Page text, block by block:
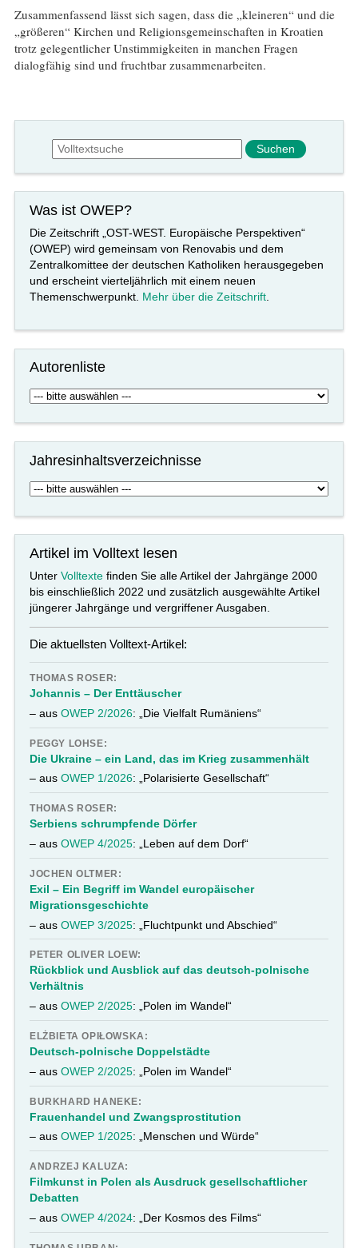
Zusammenfassend lässt sich sagen, dass die „kleineren“ und die
„größeren“ Kirchen und Religionsgemeinschaften in Kroatien
trotz gelegentlicher Unstimmigkeiten in manchen Fragen
dialogfähig sind und fruchtbar zusammenarbeiten.
Suchformular
Suche
Was ist OWEP?
Die Zeitschrift „OST-WEST. Europäische Perspektiven“
(OWEP) wird gemeinsam von Renovabis und dem
Zentralkomittee der deutschen Katholiken herausgegeben
und erscheint vierteljährlich mit einem neuen
Themenschwerpunkt. Mehr über die Zeitschrift.
Autorenliste
Jahresinhaltsverzeichnisse
Artikel im Volltext lesen
UnterVolltexte finden Sie alle Artikel der Jahrgänge 2000
bis einschließlich 2022 und zusätzlich ausgewählte Artikel
jüngerer Jahrgänge und vergriffener Ausgaben.
Die aktuellsten Volltext-Artikel:
THOMAS ROSER:
Johannis – Der Enttäuscher
– ausOWEP 2/2026: „Die Vielfalt Rumäniens“
PEGGY LOHSE:
Die Ukraine – ein Land, das im Krieg zusammenhält
– ausOWEP 1/2026: „Polarisierte Gesellschaft“
THOMAS ROSER:
Serbiens schrumpfende Dörfer
– ausOWEP 4/2025: „Leben auf dem Dorf“
JOCHEN OLTMER:
Exil – Ein Begriff im Wandel europäischer
Migrationsgeschichte
– ausOWEP 3/2025: „Fluchtpunkt und Abschied“
PETER OLIVER LOEW:
Rückblick und Ausblick auf das deutsch-polnische
Verhältnis
– ausOWEP 2/2025: „Polen im Wandel“
ELŻBIETA OPIŁOWSKA:
Deutsch-polnische Doppelstädte
– ausOWEP 2/2025: „Polen im Wandel“
BURKHARD HANEKE:
Frauenhandel und Zwangsprostitution
– ausOWEP 1/2025: „Menschen und Würde“
ANDRZEJ KALUZA:
Filmkunst in Polen als Ausdruck gesellschaftlicher
Debatten
– ausOWEP 4/2024: „Der Kosmos des Films“